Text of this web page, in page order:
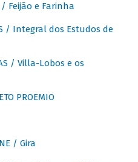
/ Feijão e Farinha
/ Integral dos Estudos de
/ Villa-Lobos e os
PROEMIO
/ Gira